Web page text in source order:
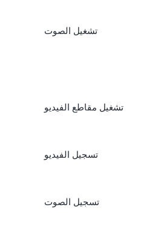
تشغيل الصوت
تشغيل مقاطع الفيديو
تسجيل الفيديو
تسجيل الصوت